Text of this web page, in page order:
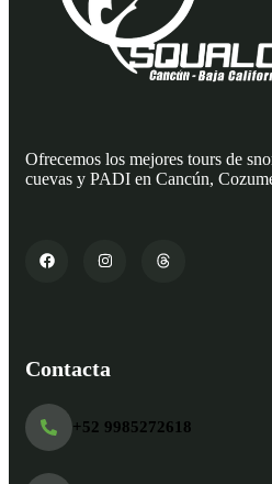
Ofrecemos los mejores tours de
cuevas y PADI en Cancún,
Contacta
+52 9985272618